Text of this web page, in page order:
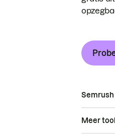
Semrush
Meer